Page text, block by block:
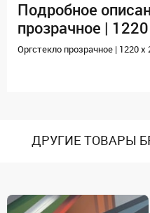
Подробное
прозрачное |
Оргстекло прозрачное | 1220
ДРУГИЕ ТОВАРЫ